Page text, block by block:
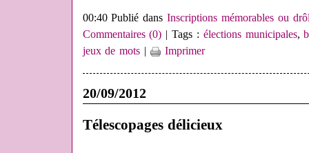
00:40 Publié dansInscriptions mémorables ou
Commentaires (0) | Tags : élections municipales,
jeux de mots | Imprimer
20/09/2012
Télescopages délicieux